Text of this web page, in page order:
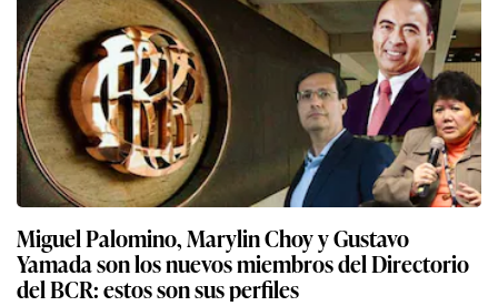
Miguel Palomino, Marylin Choy y Gustavo
Yamada son los nuevos miembros del Directorio
del BCR: estos son sus perfiles